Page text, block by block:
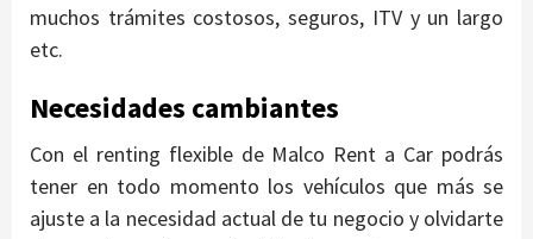
muchos trámites costosos, seguros, ITV y un largo
etc.
Necesidades cambiantes
Con el renting flexible de Malco Rent a Car podrás
tener en todo momento los vehículos que más se
ajuste a la necesidad actual de tu negocio y olvidarte